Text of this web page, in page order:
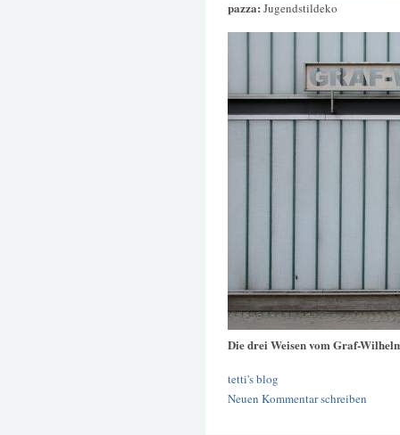
pazza: Jugendstildeko
Die drei Weisen vom Graf-
tetti's blog
Neuen Kommentar schreiben